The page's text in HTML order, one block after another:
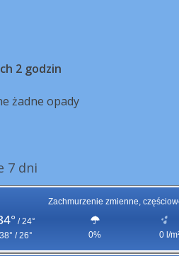
2 godzin
żadne opady
7 dni
Zachmurzenie zmienne,
/ 24°
38° / 26°
0% 0 l/